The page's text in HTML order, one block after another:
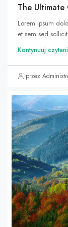
The Ultimate
Lorem ipsum
et sem sed
Kontynuuj
przez